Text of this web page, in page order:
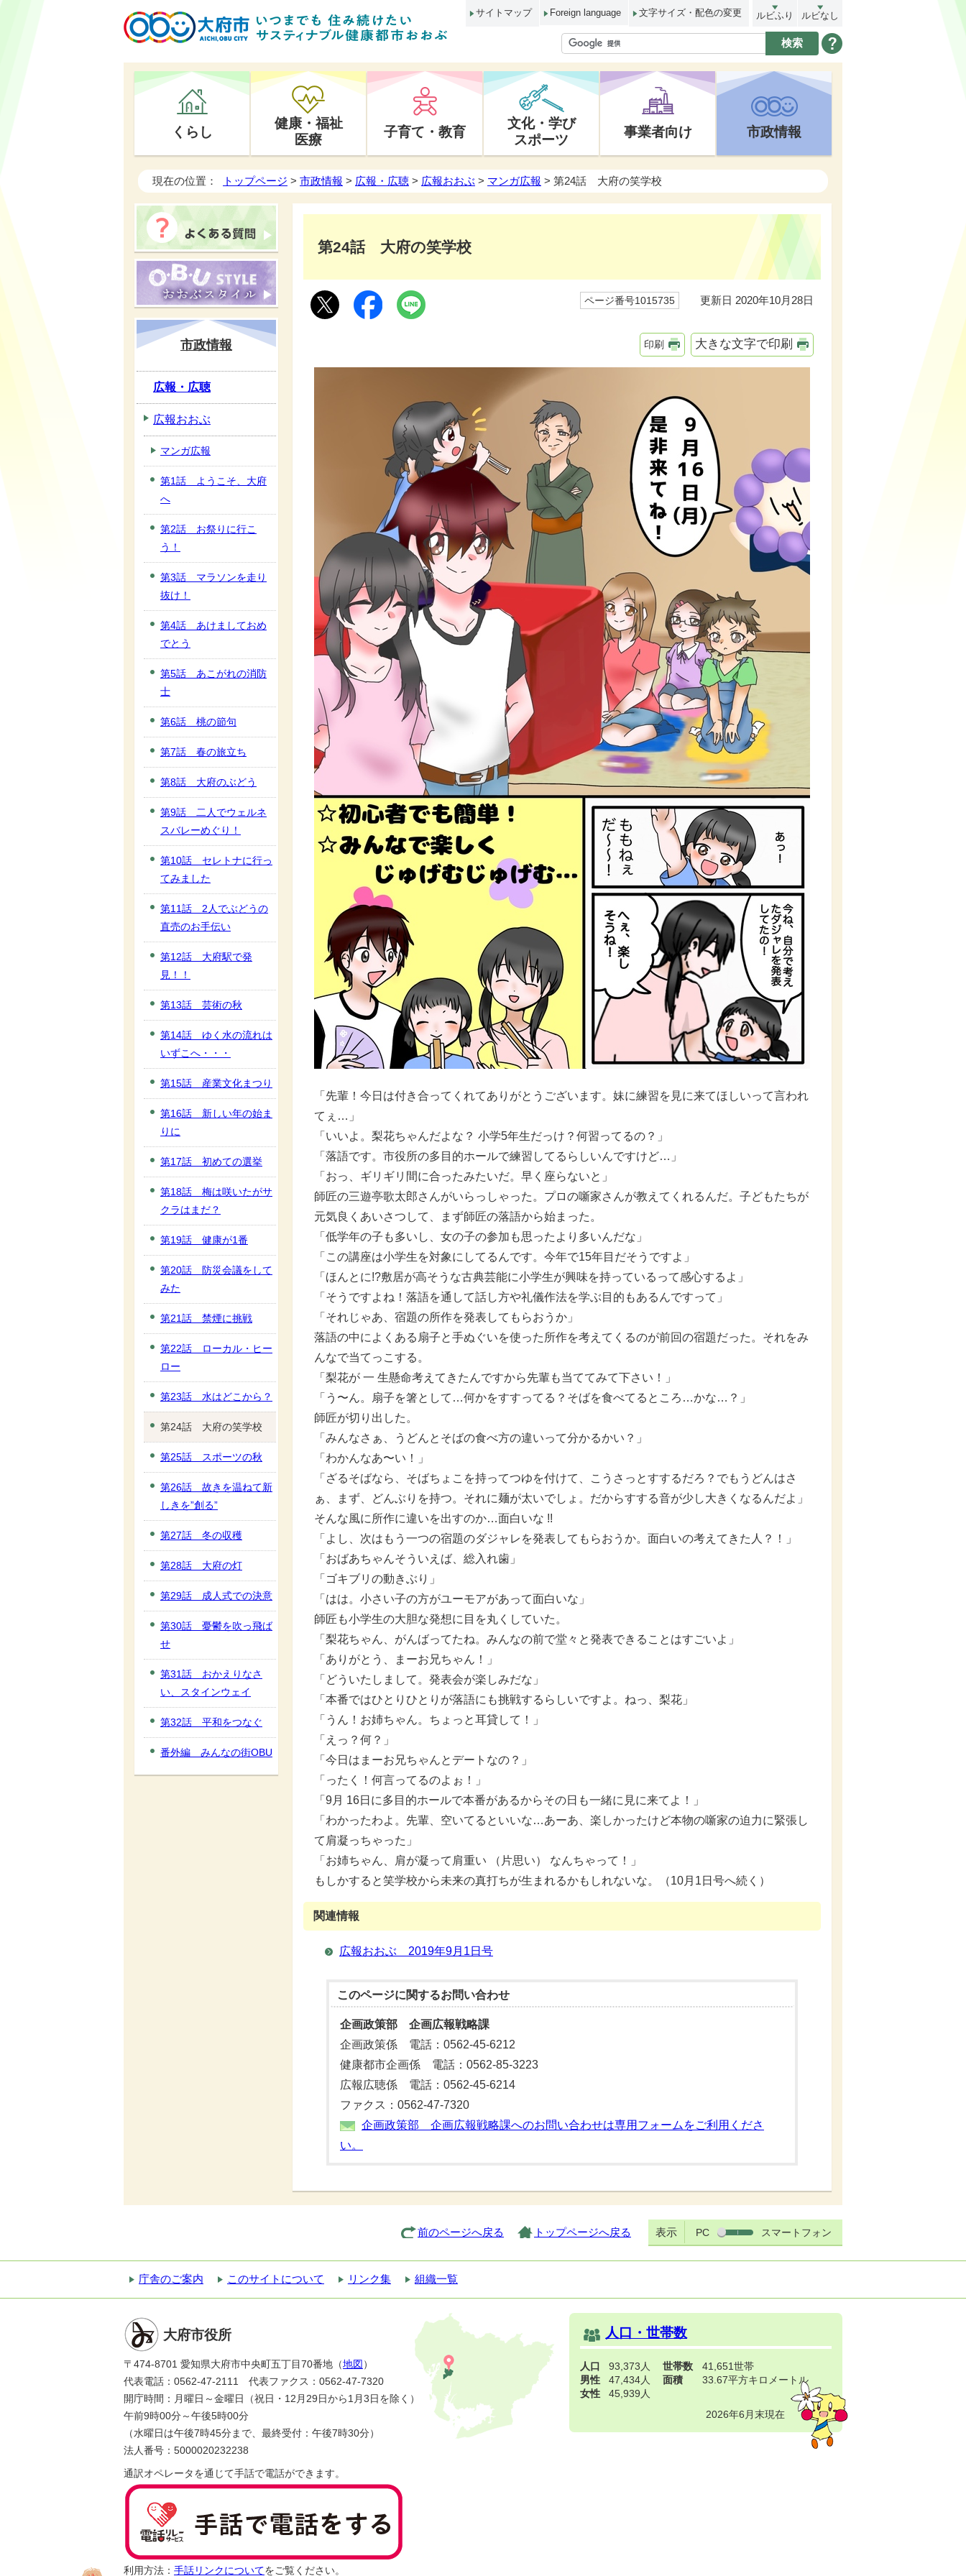
サイトマップ Foreign language 文字サイズ・配色の変更 ルビふり ルビなし
くらし
健康・福祉
医療
子育て・教育
文化・学び
スポーツ
事業者向け 市政情報
現在の位置： トップページ > 市政情報 > 広報・広聴 > 広報おおぶ > マンガ広報 > 第24話 大府の笑学校
第24話 大府の笑学校
ページ番号1015735 更新日 2020年10月28日
印刷 大きな文字で印刷
「先輩！今日は付き合ってくれてありがとうございます。妹に練習を見に来てほしいって言われ
てぇ…」
「いいよ。梨花ちゃんだよな？ 小学5年生だっけ？何習ってるの？」
「落語です。市役所の多目的ホールで練習してるらしいんですけど…」
「おっ、ギリギリ間に合ったみたいだ。早く座らないと」
師匠の三遊亭歌太郎さんがいらっしゃった。プロの噺家さんが教えてくれるんだ。子どもたちが
元気良くあいさつして、まず師匠の落語から始まった。
「低学年の子も多いし、女の子の参加も思ったより多いんだな」
「この講座は小学生を対象にしてるんです。今年で15年目だそうですよ」
「ほんとに!?敷居が高そうな古典芸能に小学生が興味を持っているって感心するよ」
「そうですよね！落語を通して話し方や礼儀作法を学ぶ目的もあるんですって」
「それじゃあ、宿題の所作を発表してもらおうか」
落語の中によくある扇子と手ぬぐいを使った所作を考えてくるのが前回の宿題だった。それをみ
んなで当てっこする。
「梨花が 一 生懸命考えてきたんですから先輩も当ててみて下さい！」
「う〜ん。扇子を箸として…何かをすすってる？そばを食べてるところ…かな…？」
師匠が切り出した。
「みんなさぁ、うどんとそばの食べ方の違いって分かるかい？」
「わかんなあ〜い！」
「ざるそばなら、そばちょこを持ってつゆを付けて、こうさっとすするだろ？でもうどんはさ
ぁ、まず、どんぶりを持つ。それに麺が太いでしょ。だからすする音が少し大きくなるんだよ」
そんな風に所作に違いを出すのか…面白いな !!
「よし、次はもう一つの宿題のダジャレを発表してもらおうか。面白いの考えてきた人？！」
「おばあちゃんそういえば、総入れ歯」
「ゴキブリの動きぶり」
「はは。小さい子の方がユーモアがあって面白いな」
師匠も小学生の大胆な発想に目を丸くしていた。
「梨花ちゃん、がんばってたね。みんなの前で堂々と発表できることはすごいよ」
「ありがとう、まーお兄ちゃん！」
「どういたしまして。発表会が楽しみだな」
「本番ではひとりひとりが落語にも挑戦するらしいですよ。ねっ、梨花」
「うん！お姉ちゃん。ちょっと耳貸して！」
「えっ？何？」
「今日はまーお兄ちゃんとデートなの？」
「ったく！何言ってるのよぉ！」
「9月 16日に多目的ホールで本番があるからその日も一緒に見に来てよ！」
「わかったわよ。先輩、空いてるといいな…あーあ、楽しかったけど本物の噺家の迫力に緊張し
て肩凝っちゃった」
「お姉ちゃん、肩が凝って肩重い （片思い） なんちゃって！」
もしかすると笑学校から未来の真打ちが生まれるかもしれないな。（10月1日号へ続く）
関連情報
広報おおぶ 2019年9月1日号
このページに関するお問い合わせ
企画政策部 企画広報戦略課
企画政策係 電話：0562-45-6212
健康都市企画係 電話：0562-85-3223
広報広聴係 電話：0562-45-6214
ファクス：0562-47-7320
企画政策部 企画広報戦略課へのお問い合わせは専用フォームをご利用くださ
い。
市政情報
広報・広聴
広報おおぶ
マンガ広報
第1話 ようこそ、大府
へ
第2話 お祭りに行こ
う！
第3話 マラソンを走り
抜け！
第4話 あけましておめ
でとう
第5話 あこがれの消防
士
第6話 桃の節句
第7話 春の旅立ち
第8話 大府のぶどう
第9話 二人でウェルネ
スバレーめぐり！
第10話 セレトナに行っ
てみました
第11話 2人でぶどうの
直売のお手伝い
第12話 大府駅で発
見！！
第13話 芸術の秋
第14話 ゆく水の流れは
いずこへ・・・
第15話 産業文化まつり
第16話 新しい年の始ま
りに
第17話 初めての選挙
第18話 梅は咲いたがサ
クラはまだ？
第19話 健康が1番
第20話 防災会議をして
みた
第21話 禁煙に挑戦
第22話 ローカル・ヒー
ロー
第23話 水はどこから？
第24話 大府の笑学校
第25話 スポーツの秋
第26話 故きを温ねて新
しきを”創る”
第27話 冬の収穫
第28話 大府の灯
第29話 成人式での決意
第30話 憂鬱を吹っ飛ば
せ
第31話 おかえりなさ
い、スタインウェイ
第32話 平和をつなぐ
番外編 みんなの街OBU
前のページへ戻る トップページへ戻る 表示 PC スマートフォン
庁舎のご案内 このサイトについて リンク集 組織一覧
大府市役所
〒474-8701 愛知県大府市中央町五丁目70番地（地図 ）
代表電話：0562-47-2111 代表ファクス：0562-47-7320
開庁時間：月曜日～金曜日（祝日・12月29日から1月3日を除く）
午前9時00分～午後5時00分
（水曜日は午後7時45分まで、最終受付：午後7時30分）
法人番号：5000020232238
通訳オペレータを通じて手話で電話ができます。
利用方法： 手話リンクについてをご覧ください。
人口・世帯数
人口
93,373人
男性
47,434人
女性
45,939人
世帯数
41,651世帯
面積
33.67平方キロメートル
2026年6月末現在